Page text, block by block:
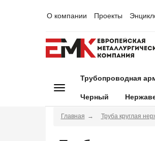
О компании Проекты
Трубопроводная
Черный
Главная Труба круглая